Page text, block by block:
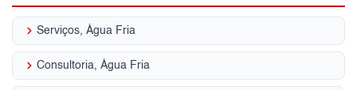
keyboard_arrow_right Serviços, Água Fria
keyboard_arrow_right Consultoria, Água Fria